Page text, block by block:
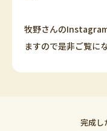
牧野さんの
ますので是非ご覧に
完成し